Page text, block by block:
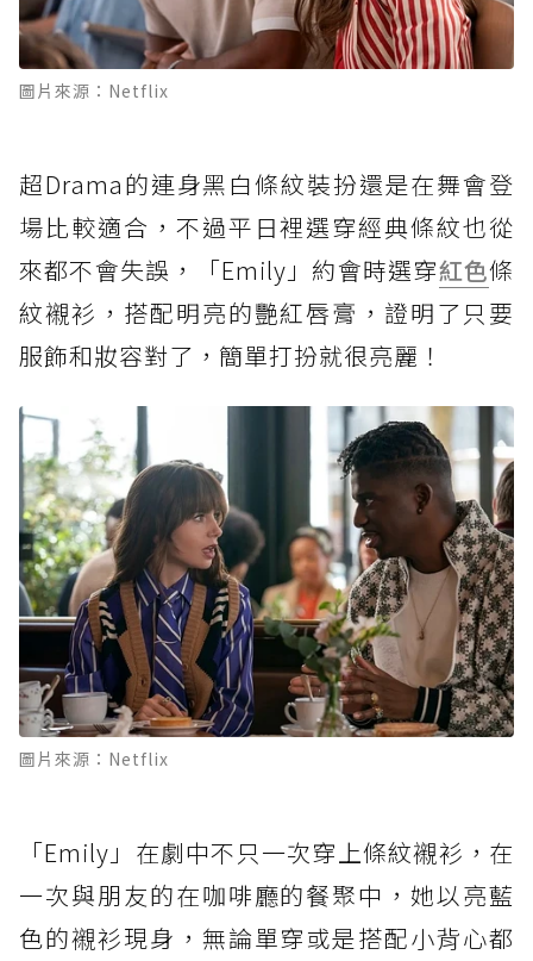
圖片來源：Netflix
超Drama的連身黑白條紋裝扮還是在舞會登
場比較適合，不過平日裡選穿經典條紋也從
來都不會失誤，「Emily」約會時選穿紅色條
紋襯衫，搭配明亮的艷紅唇膏，證明了只要
服飾和妝容對了，簡單打扮就很亮麗！
圖片來源：Netflix
「Emily」在劇中不只一次穿上條紋襯衫，在
一次與朋友的在咖啡廳的餐聚中，她以亮藍
色的襯衫現身，無論單穿或是搭配小背心都